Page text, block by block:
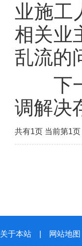
业施工
相关业
乱流的
下一
调解决
共有1页 当前第1页
关于本站 网站地图